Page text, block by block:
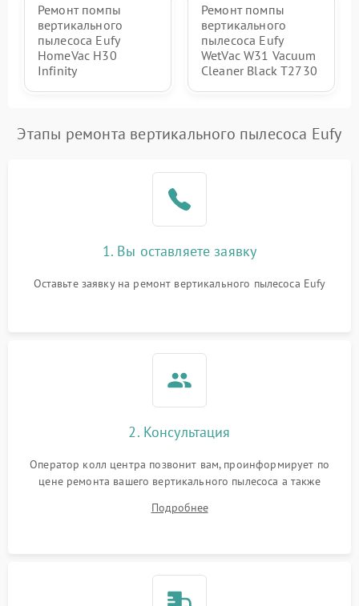
Ремонт помпы
вертикального
пылесоса Eufy
HomeVac H30
Infinity
Ремонт помпы
вертикального
пылесоса Eufy
WetVac W31 Vacuum
Cleaner Black T2730
Этапы ремонта вертикального пылесоса Eufy
1. Вы оставляете заявку
Оставьте заявку на ремонт вертикального пылесоса Eufy
2. Консультация
Оператор колл центра позвонит вам, проинформирует по
цене ремонта вашего вертикального пылесоса а также
Подробнее